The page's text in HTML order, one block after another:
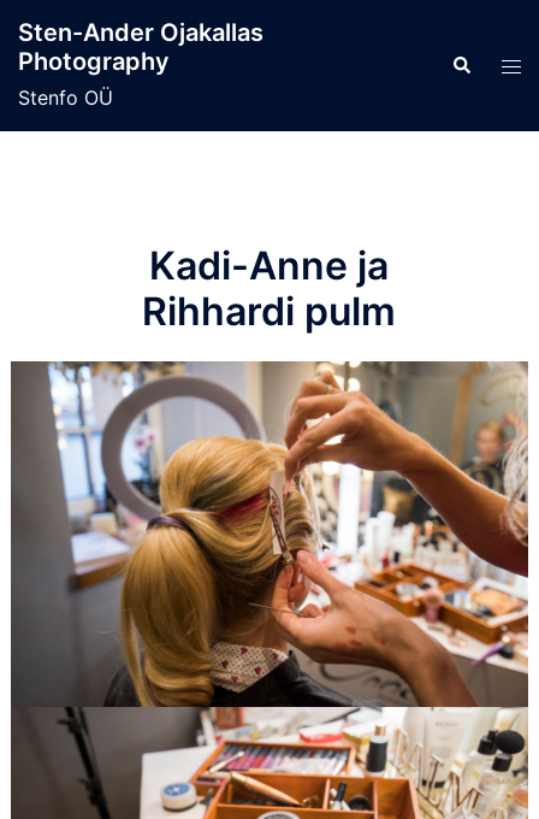
content
Sten-Ander Ojakallas
Photography
Stenfo OÜ
Search
Kadi-Anne ja
Rihhardi pulm